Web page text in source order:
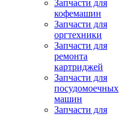
Запчасти для
кофемашин
Запчасти для
оргтехники
Запчасти для
ремонта
картриджей
Запчасти для
посудомоечных
машин
Запчасти для